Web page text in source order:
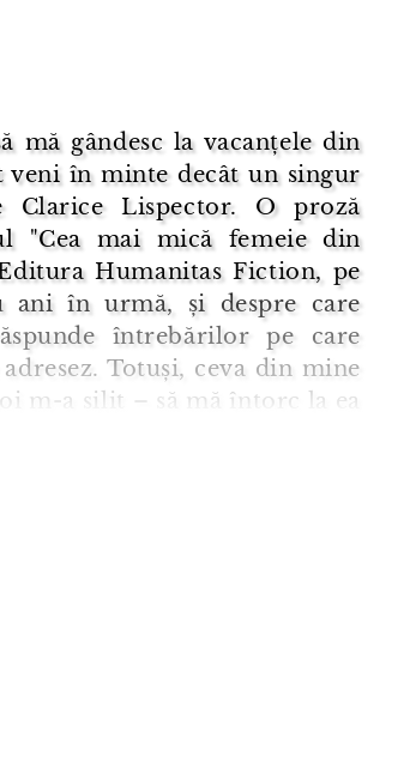
mă gândesc la vacanțele din
în minte decât un singur
Clarice Lispector. O proză
"Cea mai mică femeie din
Humanitas Fiction, pe
ani în urmă, și despre care
întrebărilor pe care
Totuși, ceva din mine
m-a silit – să mă întorc la ea